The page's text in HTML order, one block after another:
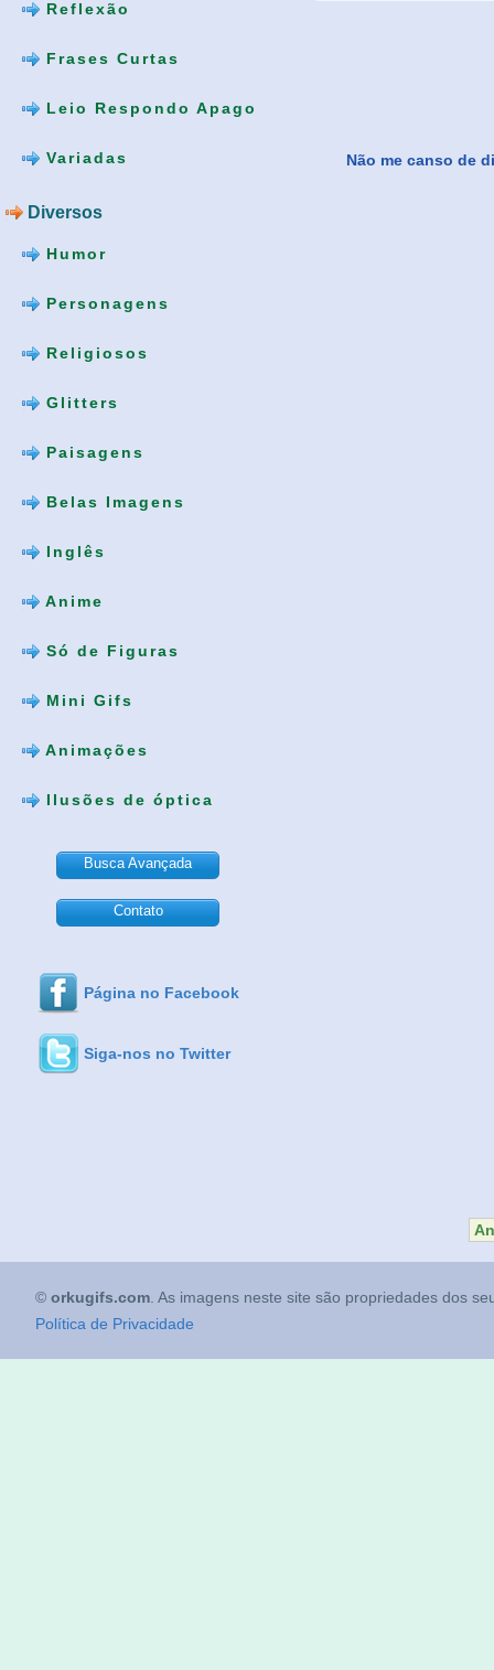
Reflexão
Frases Curtas
Leio Respondo Apago
Variadas
Diversos
Humor
Personagens
Religiosos
Glitters
Paisagens
Belas Imagens
Inglês
Anime
Só de Figuras
Mini Gifs
Animações
Ilusões de óptica
Busca Avançada
Contato
Página no Facebook
Siga-nos no Twitter
Não me canso de
© orkugifs.com . As imagens neste site são propriedades dos
Política de Privacidade